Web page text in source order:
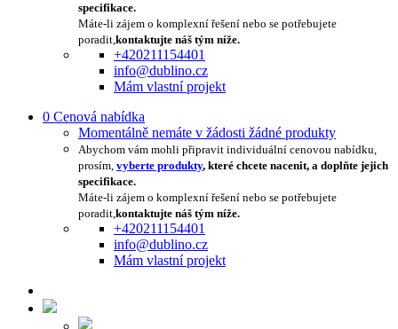
specifikace.
Máte-li zájem o komplexní řešení nebo se potřebujete
poradit,kontaktujte náš tým níže.
+420211154401
info@dublino.cz
Mám vlastní projekt
0 Cenová nabídka
Momentálně nemáte v žádosti žádné produkty
Abychom vám mohli připravit individuální cenovou nabídku,
prosím, vyberte produkty, které chcete nacenit, a doplňte jejich
specifikace.
Máte-li zájem o komplexní řešení nebo se potřebujete
poradit,kontaktujte náš tým níže.
+420211154401
info@dublino.cz
Mám vlastní projekt